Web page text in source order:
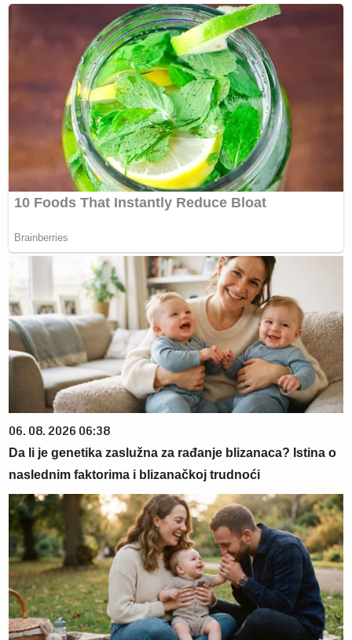
06. 08. 2026 06:38
Da li je genetika zaslužna za rađanje blizanaca? Istina o
naslednim faktorima i blizanačkoj trudnoći